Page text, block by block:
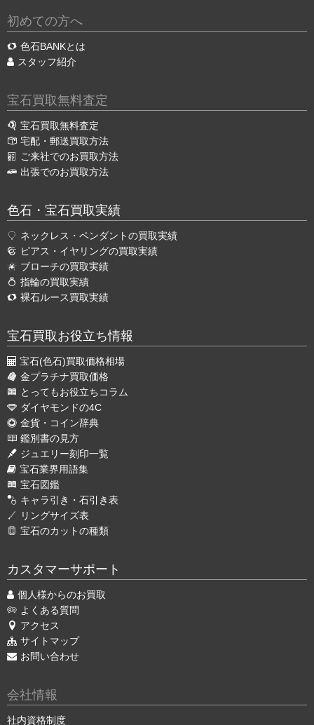
初めての方へ
色石BANKとは
スタッフ紹介
宝石買取無料査定
宝石買取無料査定
宅配・郵送買取方法
ご来社でのお買取方法
出張でのお買取方法
色石・宝石買取実績
ネックレス・ペンダントの買取実績
ピアス・イヤリングの買取実績
ブローチの買取実績
指輪の買取実績
裸石ルース買取実績
宝石買取お役立ち情報
宝石(色石)買取価格相場
金プラチナ買取価格
とってもお役立ちコラム
ダイヤモンドの4C
金貨・コイン辞典
鑑別書の見方
ジュエリー刻印一覧
宝石業界用語集
宝石図鑑
キャラ引き・石引き表
リングサイズ表
宝石のカットの種類
カスタマーサポート
個人様からのお買取
よくある質問
アクセス
サイトマップ
お問い合わせ
会社情報
社内資格制度